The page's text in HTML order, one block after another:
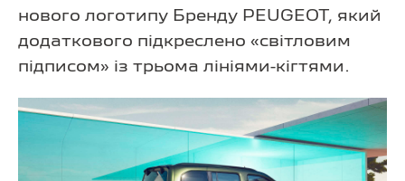
нового логотипу Бренду PEUGEOT, який
додаткового підкреслено «світловим
підписом» із трьома лініями-кігтями.